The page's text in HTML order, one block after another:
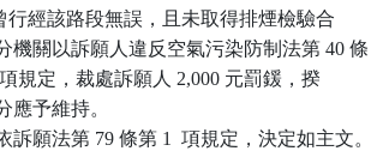
曾行經該路段無誤，且未取得排煙檢驗合
機關以訴願人違反空氣污染防制法第 40 條
項規定，裁處訴願人 2,000 元罰鍰，揆
應予維持。
願法第 79 條第 1  項規定，決定如主文。